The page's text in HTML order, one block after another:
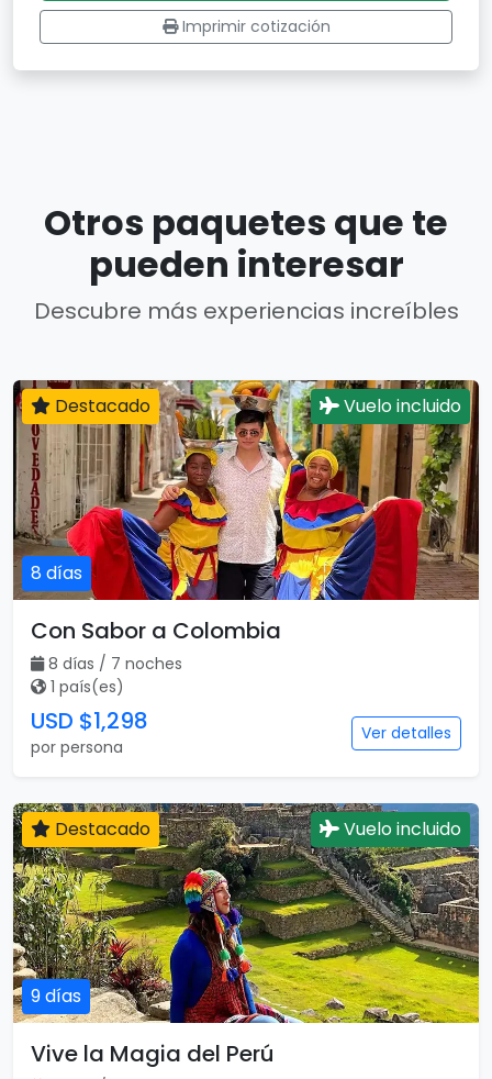
Imprimir cotización
Otros paquetes que te
pueden interesar
Descubre más experiencias increíbles
8 días
Destacado Vuelo incluido
Con Sabor a Colombia
8 días / 7 noches
1 país(es)
USD $1,298
por persona
Ver detalles
9 días
Destacado Vuelo incluido
Vive la Magia del Perú